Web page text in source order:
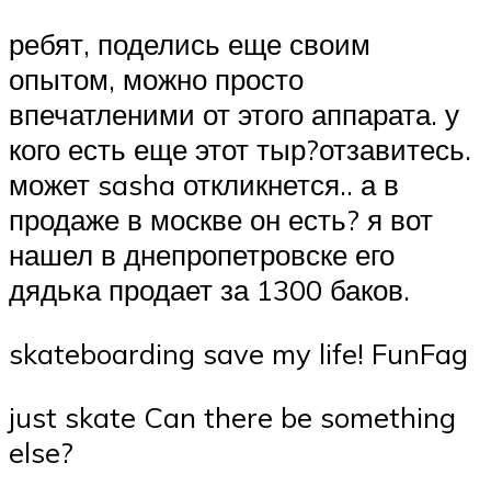
ребят, поделись еще своим
опытом, можно просто
впечатленими от этого аппарата. у
кого есть еще этот тыр?отзавитесь.
может sasha откликнется.. а в
продаже в москве он есть? я вот
нашел в днепропетровске его
дядька продает за 1300 баков.
skateboarding save my life! FunFag
just skate Can there be something
else?